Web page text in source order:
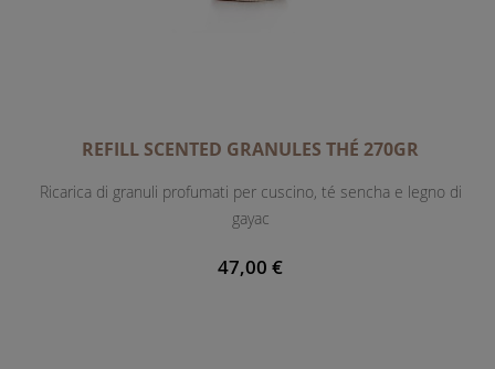
REFILL SCENTED GRANULES THÉ 270GR
Ricarica di granuli profumati per cuscino, té sencha e legno di
gayac
47,00 €